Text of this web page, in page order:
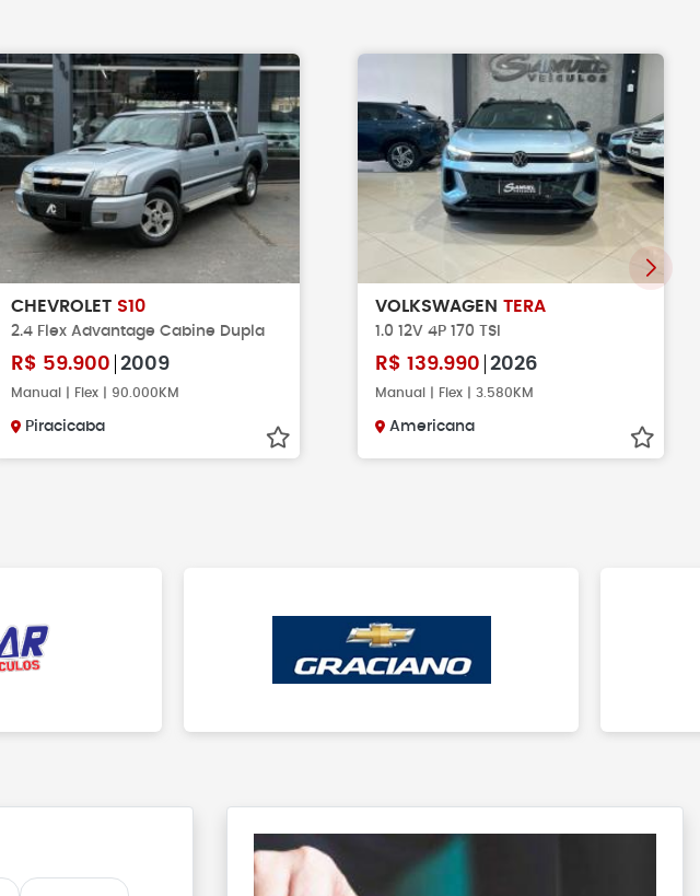
CHEVROLET S10
2.4 Flex Advantage Cabine Dupla
R$ 59.900 2009
Manual | Flex | 90.000KM
Piracicaba
VOLKSWAGEN TERA
1.0 12V 4P 170 TSI
R$ 139.990 2026
Manual | Flex | 3.580KM
Americana